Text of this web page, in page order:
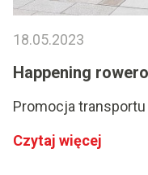
18.05.2023
Happening
Promocja
Czytaj więcej